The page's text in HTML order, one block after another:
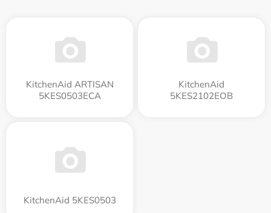
KitchenAid ARTISAN
5KES0503ECA
KitchenAid
5KES2102EOB
KitchenAid 5KES0503